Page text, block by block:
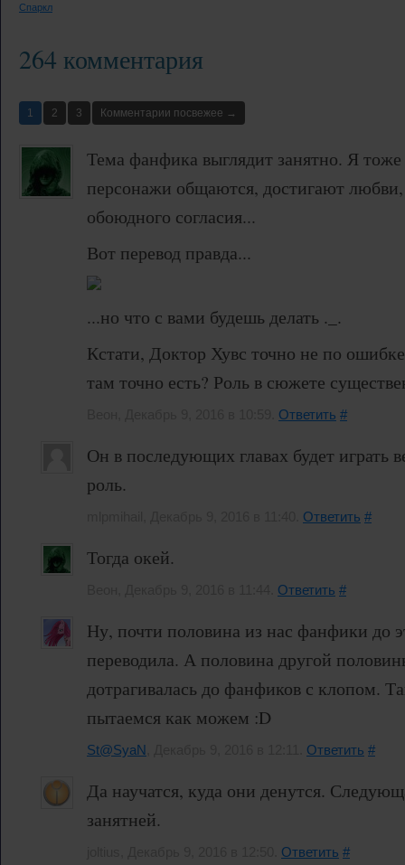
Спаркл
264 комментария
1 2 3 Комментарии посвежее →
Тема фанфика выглядит занятно. Я
персонажи общаются, достигают
обоюдного согласия...
Вот перевод правда...
...но что с вами будешь делать ._.
Кстати, Доктор Хувс точно не по
там точно есть? Роль в сюжете
Ответить #
Он в последующих главах будет играть
роль.
Ответить #
Тогда окей.
Ответить #
Ну, почти половина из нас фанфики до
переводила. А половина другой
дотрагивалась до фанфиков с клопом.
пытаемся как можем :D
St@SyaN Ответить #
Да научатся, куда они денутся.
занятней.
Ответить #